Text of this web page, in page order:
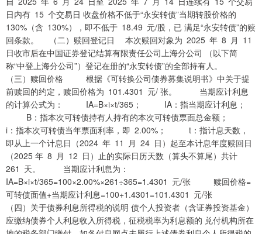
日内有 15 个交易日 收盘价格不低于“永安转债”当期转股价格的
130%（含 130%），即不低于 18.49 元/股，已 满足“永安转债”的赎
回条款。 （二）赎回登记日 本次赎回对象为 2025 年 8 月 11
日收市后在中国证券登记结算有限责任公司上海分公司 （以下简
称“中登上海分公司”）登记在册的“永安转债”的全部持有人。
（三）赎回价格 根据《可转换公司债券募集说明书》中关于提
前赎回的约定，赎回价格为 101.4301 元/ 张。 当期应计利息
的计算公式为： IA=B×i×t/365； IA：指当期应计利息；
B：指本次可转债持有人持有的本次可转债票面总金额；
i：指本次可转债当年票面利率，即 2.00%； t：指计息天数，
即从上一个计息日（2024 年 11 月 24 日）起至本计息年度赎回日
（2025 年 8 月 12 日）止的实际日历天数（算头不算尾）共计
261 天。 当期应计利息为：
IA=B×i×t/365=100×2.00%×261÷365=1.4301 元/张 赎回价格=
可转债面值+当期应计利息=100+1.4301=101.4301 元/张
（四）关于债券利息所得税的说明 债个人投资者（含证券投资基金）
应缴纳债券个人利息收入所得税，征税税率为利息额的 兑付机构所在